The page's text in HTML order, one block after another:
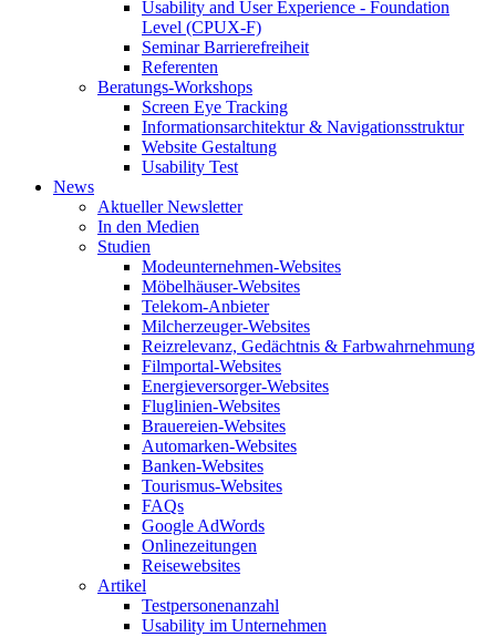
Usability and User Experience - Foundation
Level (CPUX-F)
Seminar Barrierefreiheit
Referenten
Beratungs-Workshops
Screen Eye Tracking
Informationsarchitektur & Navigationsstruktur
Website Gestaltung
Usability Test
News
Aktueller Newsletter
In den Medien
Studien
Modeunternehmen-Websites
Möbelhäuser-Websites
Telekom-Anbieter
Milcherzeuger-Websites
Reizrelevanz, Gedächtnis & Farbwahrnehmung
Filmportal-Websites
Energieversorger-Websites
Fluglinien-Websites
Brauereien-Websites
Automarken-Websites
Banken-Websites
Tourismus-Websites
FAQs
Google AdWords
Onlinezeitungen
Reisewebsites
Artikel
Testpersonenanzahl
Usability im Unternehmen